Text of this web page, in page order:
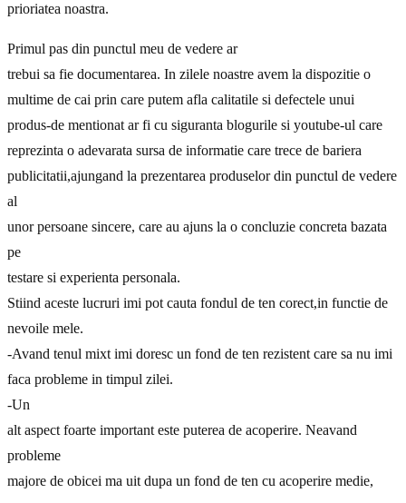
prioriatea noastra.
Primul pas din punctul meu de vedere ar
trebui sa fie documentarea. In zilele noastre avem la dispozitie o
multime de cai prin care putem afla calitatile si defectele unui
produs-de mentionat ar fi cu siguranta blogurile si youtube-ul care
reprezinta o adevarata sursa de informatie care trece de bariera
publicitatii,ajungand la prezentarea produselor din punctul de vedere
al
unor persoane sincere, care au ajuns la o concluzie concreta bazata
pe
testare si experienta personala.
Stiind aceste lucruri imi pot cauta fondul de ten corect,in functie de
nevoile mele.
-Avand tenul mixt imi doresc un fond de ten rezistent care sa nu imi
faca probleme in timpul zilei.
-Un
alt aspect foarte important este puterea de acoperire. Neavand
probleme
majore de obicei ma uit dupa un fond de ten cu acoperire medie,